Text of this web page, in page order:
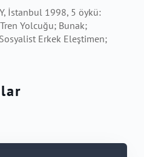
İstanbul 1998, 5 öykü:
Yolcuğu; Bunak;
Erkek Eleştimen;